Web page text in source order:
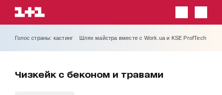
Голос страны: кастинг Шлях майстра вместе с Work.ua и KSE ProfTech
Чизкейк с беконом и травами